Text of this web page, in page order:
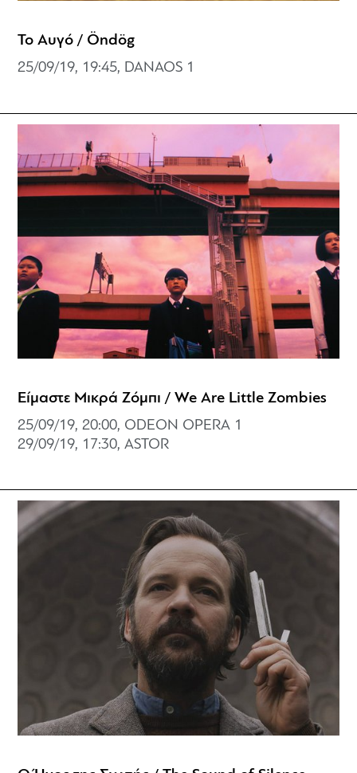
Το Αυγό / Öndög
25/09/19, 19:45, DANAOS 1
Είμαστε Μικρά Ζόμπι / We Are Little Zombies
25/09/19, 20:00, ODEON OPERA 1
29/09/19, 17:30, ASTOR